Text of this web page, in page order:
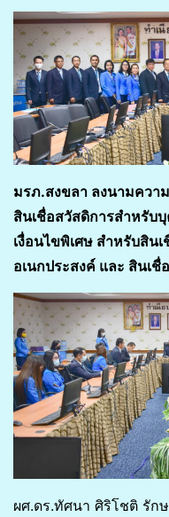
มรภ.สงขลา ลงนามควา
สินเชื่อสวัสดิการสำหรับ
เงื่อนไขพิเศษ สำหรับสิน
อเนกประสงค์ และ สินเชื่
ผศ.ดร.ทัศนา ศิริโชติ รัก